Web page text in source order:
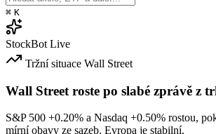
⌘ K
StockBot Live
Tržní situace Wall Street
Wall Street roste po slabé zprávě z
S&P 500 +0.20% a Nasdaq +0.50% rostou,
mírní obavy ze sazeb. Evropa je stabilní.